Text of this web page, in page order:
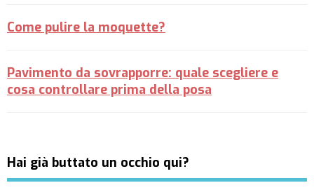
Come pulire la moquette?
Pavimento da sovrapporre: quale scegliere e
cosa controllare prima della posa
Hai già buttato un occhio qui?